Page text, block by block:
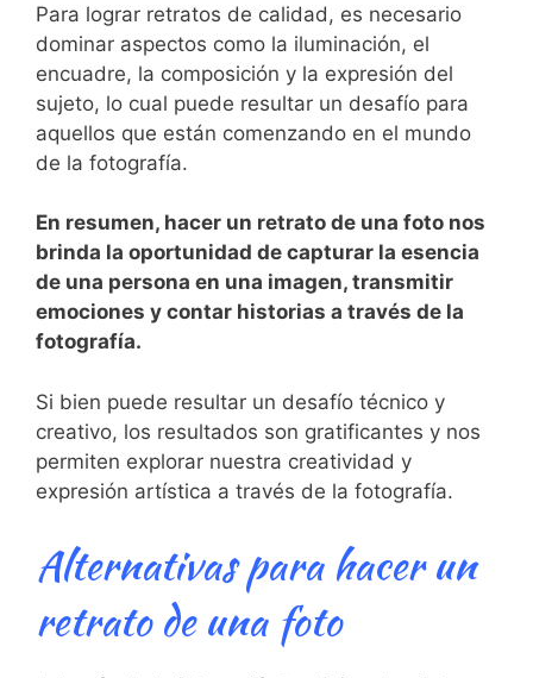
Para lograr retratos⁣ de ‌calidad, es necesario⁢
dominar aspectos como la iluminación, el
encuadre, la composición⁤ y la expresión⁣ del⁤
sujeto, lo cual puede resultar ‌un desafío para‌
aquellos⁣ que están comenzando en el mundo
de la fotografía.
En resumen, hacer un ‌retrato de ‍una foto nos
brinda‍ la oportunidad de capturar la ⁤esencia
de una persona en‌ una imagen, transmitir
emociones ⁣y contar historias a través de la
fotografía.
Si bien puede resultar un desafío técnico y
creativo,⁤ los resultados son gratificantes y ‌nos
permiten explorar nuestra creatividad y
expresión artística a través de⁢ la⁤ fotografía.
Alternativas‍ para hacer un
‌retrato de ⁢una foto